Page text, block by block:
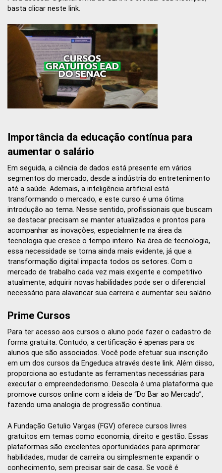
basta clicar neste link.
Importância da educação contínua para
aumentar o salário
Em seguida, a ciência de dados está presente em vários
segmentos do mercado, desde a indústria do entretenimento
até a saúde. Ademais, a inteligência artificial está
transformando o mercado, e este curso é uma ótima
introdução ao tema. Nesse sentido, profissionais que buscam
se destacar precisam se manter atualizados e prontos para
acompanhar as inovações, especialmente na área da
tecnologia que cresce o tempo inteiro. Na área de tecnologia,
essa necessidade se torna ainda mais evidente, já que a
transformação digital impacta todos os setores. Com o
mercado de trabalho cada vez mais exigente e competitivo
atualmente, adquirir novas habilidades pode ser o diferencial
necessário para alavancar sua carreira e aumentar seu salário.
Prime Cursos
Para ter acesso aos cursos o aluno pode fazer o cadastro de
forma gratuita. Contudo, a certificação é apenas para os
alunos que são associados. Você pode efetuar sua inscrição
em um dos cursos da Engeduca através deste link. Além disso,
proporciona ao estudante as ferramentas necessárias para
executar o empreendedorismo. Descola é uma plataforma que
promove cursos online com a ideia de “Do Bar ao Mercado”,
fazendo uma analogia de progressão contínua.
A Fundação Getulio Vargas (FGV) oferece cursos livres
gratuitos em temas como economia, direito e gestão. Essas
plataformas são excelentes oportunidades para aprimorar
habilidades, mudar de carreira ou simplesmente expandir o
conhecimento, sem precisar sair de casa. Se você é